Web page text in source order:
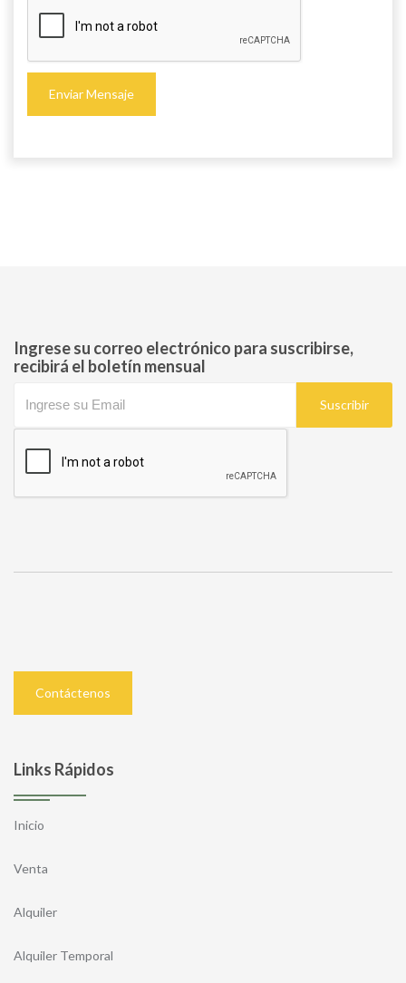
Enviar Mensaje
Ingrese su correo electrónico para suscribirse,
recibirá el boletín mensual
Suscribir
Contáctenos
Links Rápidos
Inicio
Venta
Alquiler
Alquiler Temporal